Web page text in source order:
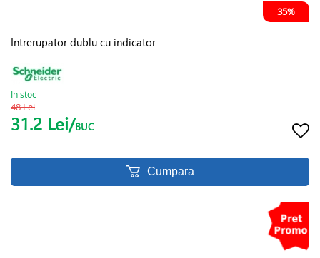
35%
Intrerupator dublu cu indicator...
In stoc
48 Lei
31.2 Lei/BUC
Cumpara